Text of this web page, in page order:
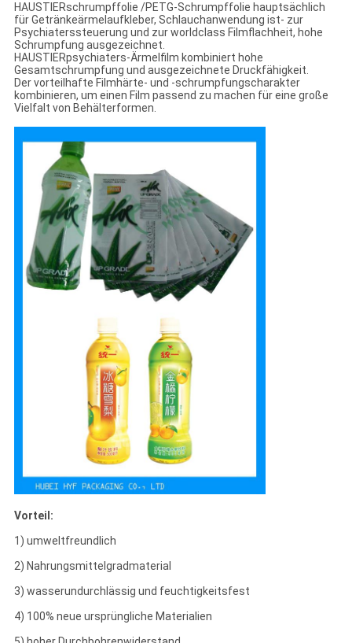
HAUSTIERschrumpffolie /PETG-Schrumpffolie hauptsächlich
für Getränkeärmelaufkleber, Schlauchanwendung ist- zur
Psychiaterssteuerung und zur worldclass Filmflachheit, hohe
Schrumpfung ausgezeichnet.
HAUSTIERpsychiaters-Ärmelfilm kombiniert hohe
Gesamtschrumpfung und ausgezeichnete Druckfähigkeit.
Der vorteilhafte Filmhärte- und -schrumpfungscharakter
kombinieren, um einen Film passend zu machen für eine große
Vielfalt von Behälterformen.
Vorteil:
1) umweltfreundlich
2) Nahrungsmittelgradmaterial
3) wasserundurchlässig und feuchtigkeitsfest
4) 100% neue ursprüngliche Materialien